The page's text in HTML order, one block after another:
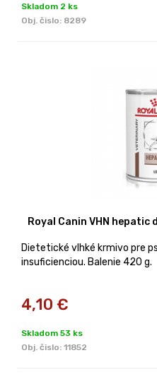
Skladom 2 ks
Obj. čislo: 8289
Royal Canin VHN hepatic
Dietetické vlhké krmivo pre
insuficienciou. Balenie 420 g.
4,10 €
Skladom 53 ks
Obj. čislo: 11852